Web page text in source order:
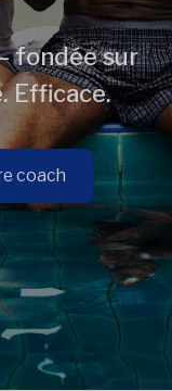
fondée sur
Efficace.
coach